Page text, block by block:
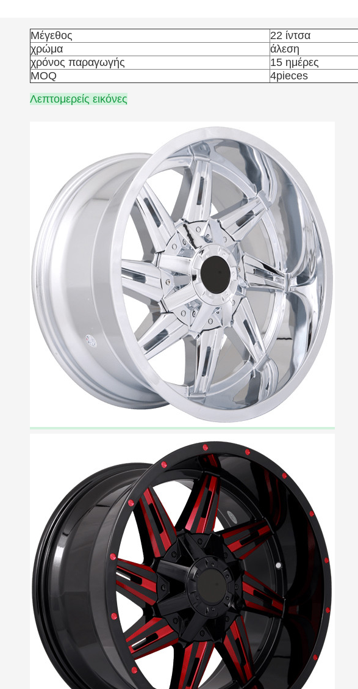
Μέγεθος
22 ίντσα
χρώμα
άλεση
χρόνος παραγωγής
15 ημέρες
MOQ
4pieces
Λεπτομερείς εικόνες